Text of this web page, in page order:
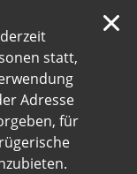
statt,
Adresse
für